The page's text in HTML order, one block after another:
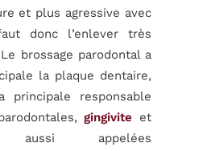
et plus agressive avec
donc l’enlever très
brossage parodontal a
la plaque dentaire,
responsable
gingivite et
appelées